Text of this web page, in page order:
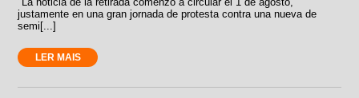
justamente en una gran jornada de protesta contra una nueva de
semi[...]
LER MAIS